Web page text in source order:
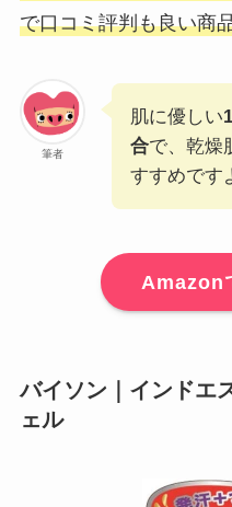
で口コミ評判も良い商
筆者
肌に優しい
合で、乾燥
すすめです
Amazon
バイソン｜インドエ
ェル